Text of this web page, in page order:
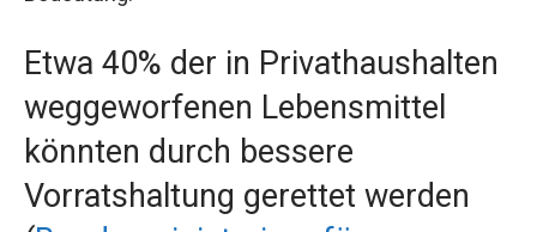
Etwa 40% der in Privathaushalten
weggeworfenen Lebensmittel
könnten durch bessere
Vorratshaltung gerettet werden